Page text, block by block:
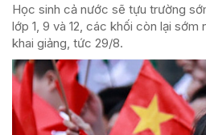
Học sinh cả nước sẽ tựu trường
lớp 1, 9 và 12, các khối còn lại sớm
khai giảng, tức 29/8.